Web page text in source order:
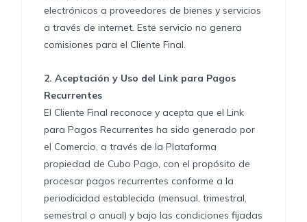
electrónicos a proveedores de bienes y servicios
a través de internet. Este servicio no genera
comisiones para el Cliente Final.
2. Aceptación y Uso del Link para Pagos
Recurrentes
El Cliente Final reconoce y acepta que el Link
para Pagos Recurrentes ha sido generado por
el Comercio, a través de la Plataforma
propiedad de Cubo Pago, con el propósito de
procesar pagos recurrentes conforme a la
periodicidad establecida (mensual, trimestral,
semestral o anual) y bajo las condiciones fijadas